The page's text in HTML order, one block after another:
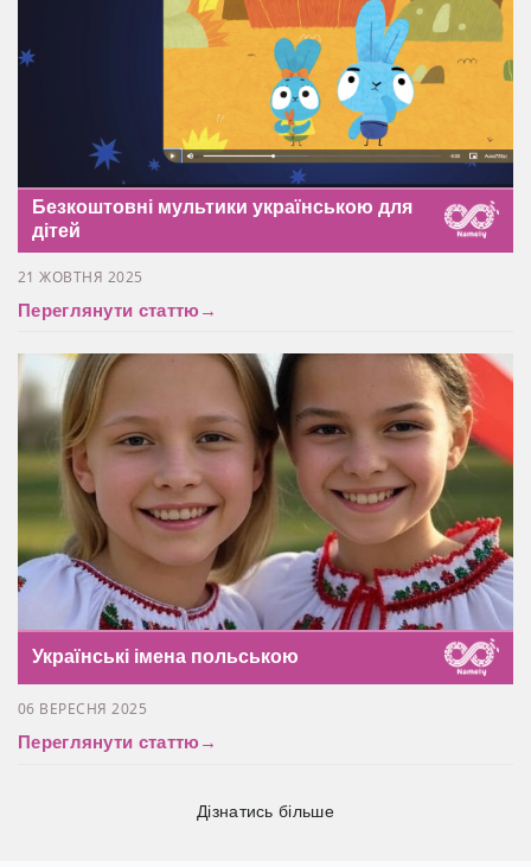
Безкоштовні мультики українською для
дітей
21 ЖОВТНЯ 2025
Переглянути статтю→
Українські імена польською
06 ВЕРЕСНЯ 2025
Переглянути статтю→
Дізнатись більше